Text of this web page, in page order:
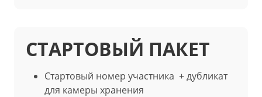
СТАРТОВЫЙ ПАКЕТ
Стартовый номер участника + дубликат
для камеры хранения